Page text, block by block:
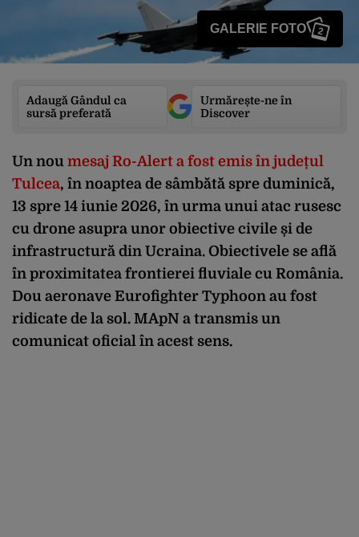
GALERIE FOTO 2
Adaugă Gândul ca
sursă preferată
Urmărește-ne în
Discover
Un nou mesaj Ro-Alert a fost emis în județul
Tulcea, în noaptea de sâmbătă spre duminică,
13 spre 14 iunie 2026, în urma unui atac rusesc
cu drone asupra unor obiective civile și de
infrastructură din Ucraina. Obiectivele se află
în proximitatea frontierei fluviale cu România.
Dou aeronave Eurofighter Typhoon au fost
ridicate de la sol. MApN a transmis un
comunicat oficial în acest sens.